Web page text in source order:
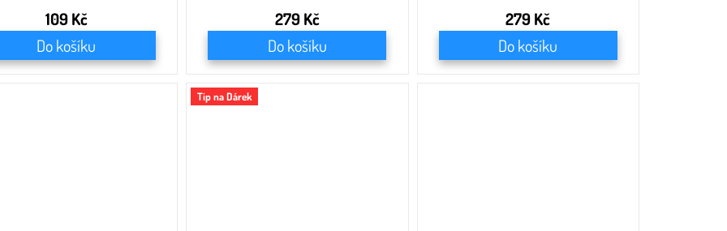
109 Kč
Do košíku
279 Kč
Do košíku
279 Kč
Do košíku
Tip na Dárek